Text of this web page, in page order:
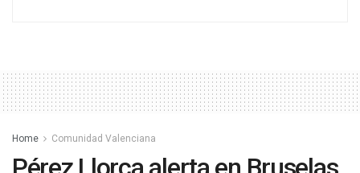
Home Comunidad Valenciana